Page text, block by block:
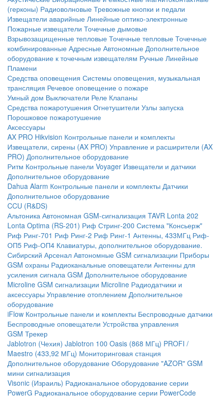
(герконы) Радиоволновые Тревожные кнопки и педали
Извещатели аварийные Линейные оптико-электронные
Пожарные извещатели Точечные дымовые
Взрывозащищенные тепловые Точечные тепловые Точечные
комбинированные Адресные Автономные Дополнительное
оборудование к точечным извещателям Ручные Линейные
Пламени
Средства оповещения Системы оповещения, музыкальная
трансляция Речевое оповещение о пожаре
Умный дом Выключатели Реле Клапаны
Средства пожаротушения Огнетушители Узлы запуска
Порошковое пожаротушение
Аксессуары
AX PRO Hikvision Контрольные панели и комплекты
Извещатели, сирены (AX PRO) Управление и расширители (AX
PRO) Дополнительное оборудование
Ритм Контрольные панели Voyager Извещатели и датчики
Дополнительное оборудование
Dahua Alarm Контрольные панели и комплекты Датчики
Дополнительное оборудование
CCU (R&DS)
Альтоника Автономная GSM-сигнализация TAVR Lonta 202
Lonta Optima (RS-201) Риф Стринг-200 Система "Консьерж"
Риф Ринг-701 Риф Ринг-2 Риф Ринг-1 Антенны, 433МГц Риф-
ОП5 Риф-ОП4 Клавиатуры, дополнительное оборудование.
Сибирский Арсенал Автономные GSM сигнализации Приборы
GSM охраны Радиоканальные оповещатели Антенны для
усиления сигнала GSM Дополнительное оборудование
Microline GSM cигнализации Microline Радиодатчики и
аксессуары Управление отоплением Дополнительное
оборудование
iFlow Контрольные панели и комплекты Беспроводные датчики
Беспроводные оповещатели Устройства управления
GSM Трекер
Jablotron (Чехия) Jablotron 100 Oasis (868 МГц) PROFI /
Maestro (433,92 МГц) Мониторинговая станция
Дополнительное оборудование Оборудование "AZOR" GSM
мини сигнализация
Visonic (Израиль) Радиоканальное оборудование серии
PowerG Радиоканальное оборудование серии PowerCode